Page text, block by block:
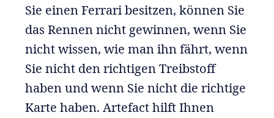
Sie einen Ferrari besitzen, können Sie
das Rennen nicht gewinnen, wenn Sie
nicht wissen, wie man ihn fährt, wenn
Sie nicht den richtigen Treibstoff
haben und wenn Sie nicht die richtige
Karte haben. Artefact hilft Ihnen